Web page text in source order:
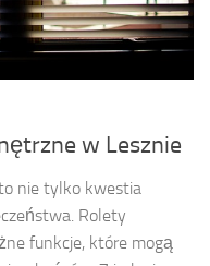
w Lesznie
nie tylko kwestia
Rolety
funkcje, które mogą